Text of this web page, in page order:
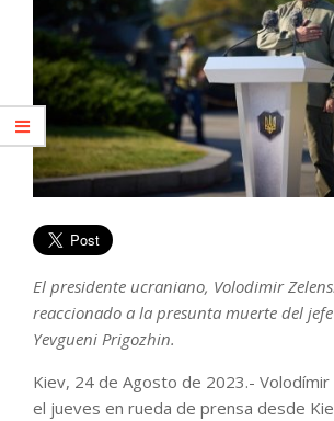
El presidente ucraniano, Volodimir
reaccionado a la presunta muerte del
Yevgueni Prigozhin.
Kiev, 24 de Agosto de 2023.- Volodímir
el jueves en rueda de prensa desde